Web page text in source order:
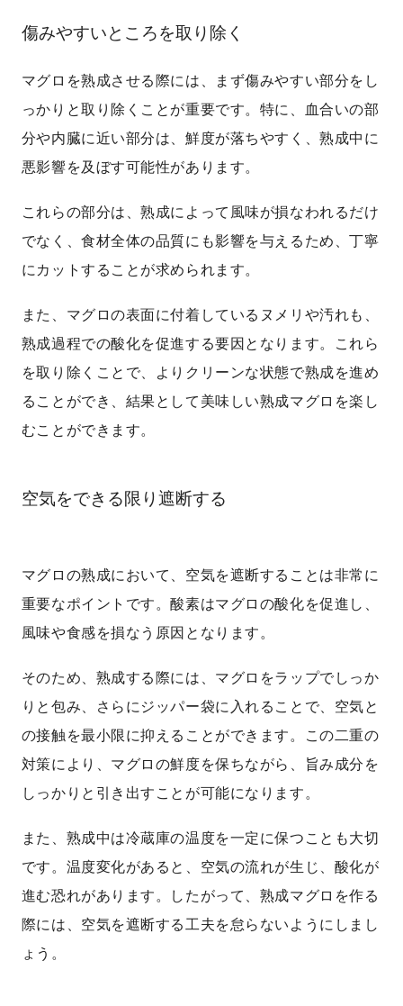
傷みやすいところを取り除く
マグロを熟成させる際には、まず傷みやすい部分をし
っかりと取り除くことが重要です。特に、血合いの部
分や内臓に近い部分は、鮮度が落ちやすく、熟成中に
悪影響を及ぼす可能性があります。
これらの部分は、熟成によって風味が損なわれるだけ
でなく、食材全体の品質にも影響を与えるため、丁寧
にカットすることが求められます。
また、マグロの表面に付着しているヌメリや汚れも、
熟成過程での酸化を促進する要因となります。これら
を取り除くことで、よりクリーンな状態で熟成を進め
ることができ、結果として美味しい熟成マグロを楽し
むことができます。
空気をできる限り遮断する
マグロの熟成において、空気を遮断することは非常に
重要なポイントです。酸素はマグロの酸化を促進し、
風味や食感を損なう原因となります。
そのため、熟成する際には、マグロをラップでしっか
りと包み、さらにジッパー袋に入れることで、空気と
の接触を最小限に抑えることができます。この二重の
対策により、マグロの鮮度を保ちながら、旨み成分を
しっかりと引き出すことが可能になります。
また、熟成中は冷蔵庫の温度を一定に保つことも大切
です。温度変化があると、空気の流れが生じ、酸化が
進む恐れがあります。したがって、熟成マグロを作る
際には、空気を遮断する工夫を怠らないようにしまし
ょう。